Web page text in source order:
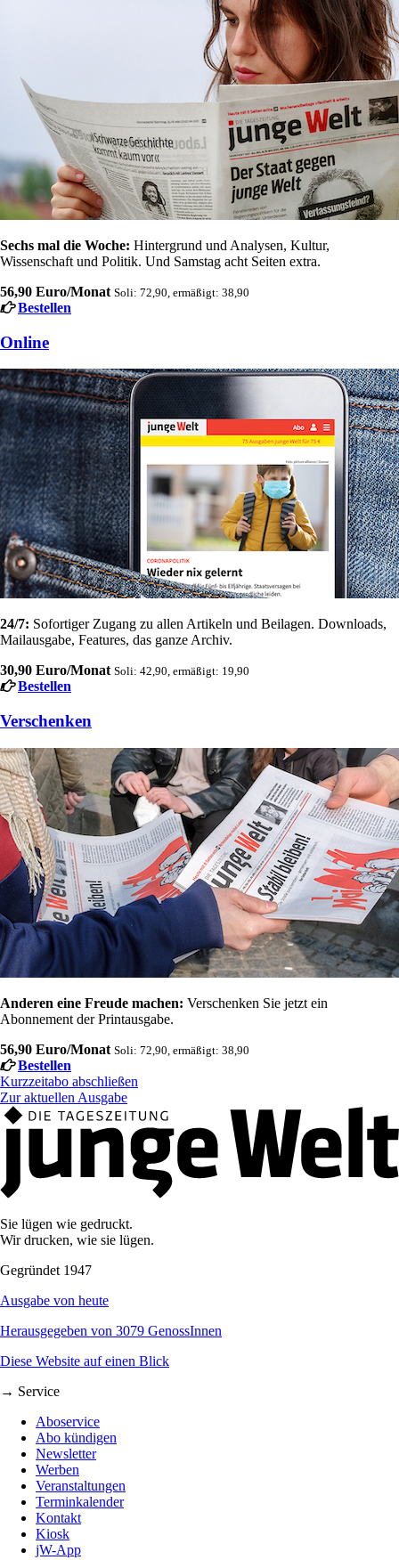
Sechs mal die Woche: Hintergrund und Analysen, Kultur,
Wissenschaft und Politik. Und Samstag acht Seiten extra.
56,90 Euro/Monat Soli: 72,90, ermäßigt: 38,90
Bestellen
Online
24/7: Sofortiger Zugang zu allen Artikeln und Beilagen. Downloads,
Mailausgabe, Features, das ganze Archiv.
30,90 Euro/Monat Soli: 42,90, ermäßigt: 19,90
Bestellen
Verschenken
Anderen eine Freude machen: Verschenken Sie jetzt ein
Abonnement der Printausgabe.
56,90 Euro/Monat Soli: 72,90, ermäßigt: 38,90
Bestellen
Kurzzeitabo abschließen
Zur aktuellen Ausgabe
Sie lügen wie gedruckt.
Wir drucken, wie sie lügen.
Gegründet 1947
Ausgabe von heute
Herausgegeben von 3079 GenossInnen
Diese Website auf einen Blick
→ Service
Aboservice
Abo kündigen
Newsletter
Werben
Veranstaltungen
Terminkalender
Kontakt
Kiosk
jW-App